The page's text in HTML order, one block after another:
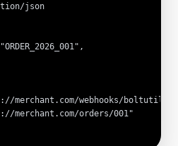
json
merchant.com/webhooks/boltutil",
merchant.com/orders/001"